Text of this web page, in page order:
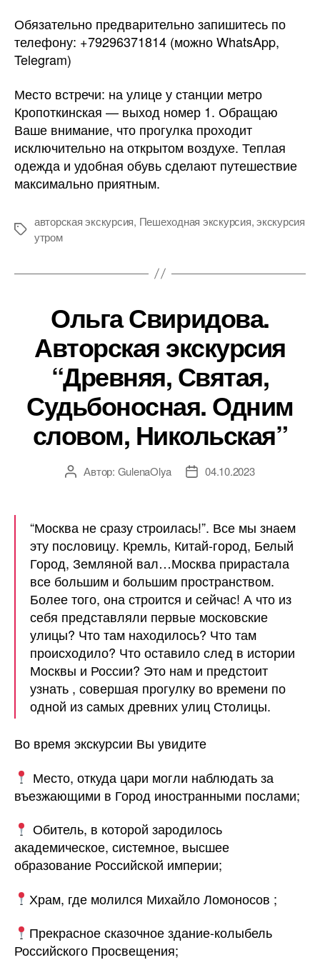
Обязательно предварительно запишитесь по
телефону: +79296371814 (можно WhatsApp,
Telegram)
Место встречи: на улице у станции метро
Кропоткинская — выход номер 1. Обращаю
Ваше внимание, что прогулка проходит
исключительно на открытом воздухе. Теплая
одежда и удобная обувь сделают путешествие
максимально приятным.
Метки
авторская экскурсия, Пешеходная экскурсия,экскурсия
утром
Ольга Свиридова.
Авторская экскурсия
“Древняя, Святая,
Судьбоносная. Одним
словом, Никольская”
АвторАвтор: GulenaOlya
Дата04.10.2023
“Москва не сразу строилась!”. Все мы знаем
эту пословицу. Кремль, Китай-город, Белый
Город, Земляной вал…Москва прирастала
все большим и большим пространством.
Более того, она строится и сейчас! А что из
себя представляли первые московские
улицы? Что там находилось? Что там
происходило? Что оставило след в истории
Москвы и России? Это нам и предстоит
узнать , совершая прогулку во времени по
одной из самых древних улиц Столицы.
Во время экскурсии Вы увидите
Место, откуда цари могли наблюдать за
въезжающими в Город иностранными послами;
Обитель, в которой зародилось
академическое, системное, высшее
образование Российской империи;
Храм, где молился Михайло Ломоносов ;
Прекрасное сказочное здание-колыбель
Российского Просвещения;